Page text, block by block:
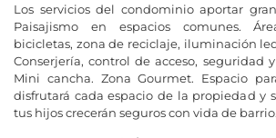
Los servicios del condominio aportar
Paisajismo en espacios comunes.
bicicletas, zona de reciclaje, iluminación
Conserjería, control de acceso, seguridad
Mini cancha. Zona Gourmet. Espacio
disfrutará cada espacio de la propiedad y
tus hijos crecerán seguros con vida de barrio.